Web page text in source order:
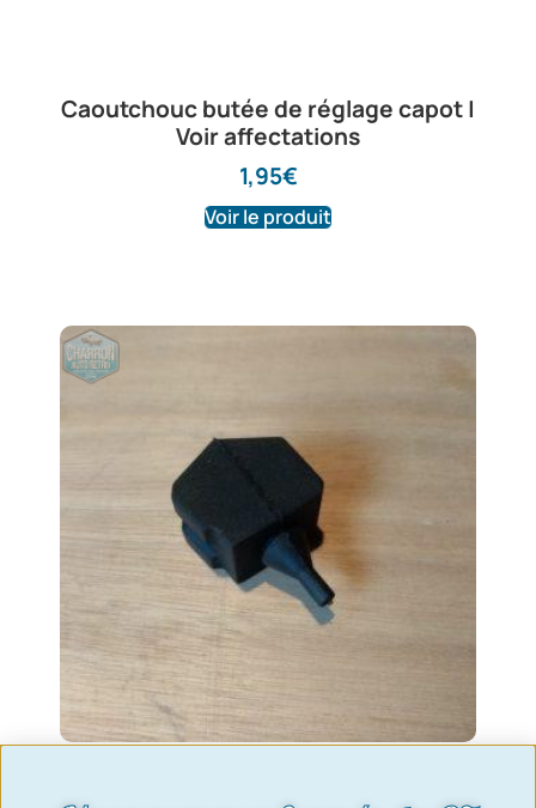
Caoutchouc butée de réglage capot |
Voir affectations
1,95€
Voir le produit